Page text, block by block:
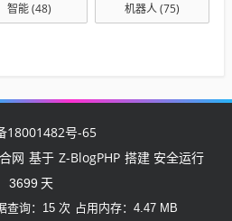
智能(48) 机器人(75)
18001482号-65
网 基于 Z-BlogPHP 搭建 安全运行
3699 天
查询：15 次 占用内存：4.47 MB